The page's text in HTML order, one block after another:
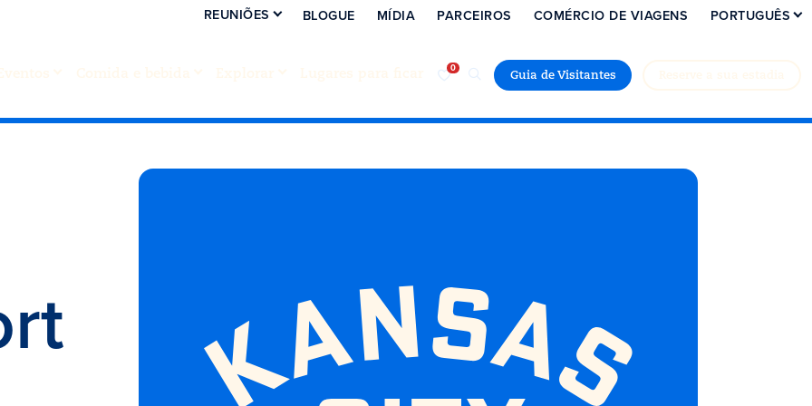
Guia de Visitantes
REUNIÕES BLOGUE MÍDIA PARCEIROS COMÉRCIO DE VIAGENS PORTUGUÊS